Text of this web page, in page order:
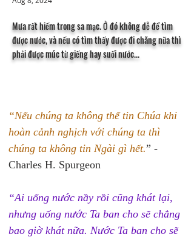
Mưa rất hiếm trong sa mạc. Ở đó không dễ để tìm
được nước, và nếu có tìm thấy được đi chăng nữa thì
phải được múc từ giếng hay suối nước...
“Nếu chúng ta không thể tin Chúa khi
hoàn cảnh nghịch với chúng ta thì
chúng ta không tin Ngài gì hết.” -
Charles H. Spurgeon
“Ai uống nước nầy rồi cũng khát lại,
nhưng uống nước Ta ban cho sẽ chẳng
bao giờ khát nữa. Nước Ta ban cho sẽ